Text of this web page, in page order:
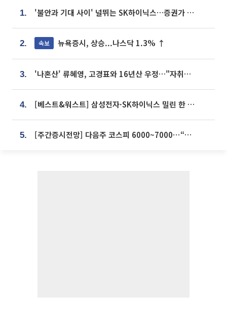
1. '불안과 기대 사이' 널뛰는 SK하이닉스…증권가 "HBM4·LTA 기반 펀터멘털 견고"
2. 속보 뉴욕증시, 상승...나스닥 1.3% ↑
3. '나혼산' 류혜영, 고경표와 16년산 우정…"자취방서 부모님과 마주쳐"
4. [베스트&워스트] 삼성전자·SK하이닉스 밀린 한 주…상상인증권은 85% 급등
5. [주간증시전망] 다음주 코스피 6000~7000⋯“外人 수급은 정책이 변수”